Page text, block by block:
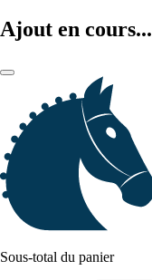
Ajout en cours...
Sous-total du panier